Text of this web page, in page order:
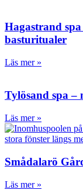
Hagastrand
basturitualer
Läs mer »
Tylösand spa –
Läs mer »
Smådalarö
Läs mer »